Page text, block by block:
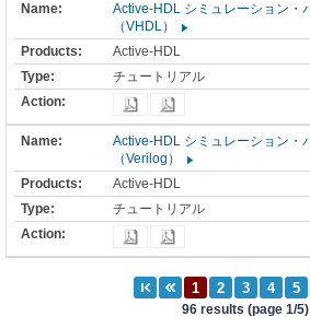
Active-HDL シミュレーション・
（VHDL）
Active-HDL
チュートリアル
Active-HDL シミュレーション・
（Verilog）
Active-HDL
チュートリアル
96 results (page 1/5)